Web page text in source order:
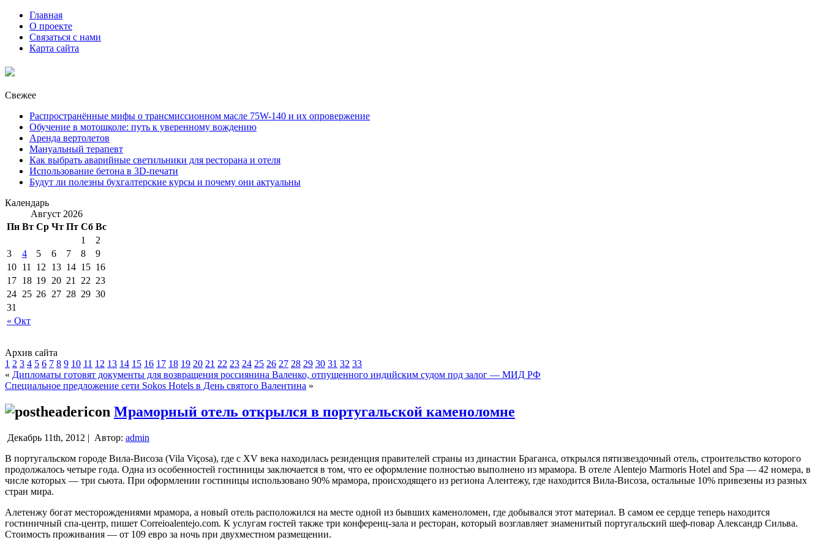
Главная
О проекте
Связаться с нами
Карта сайта
Свежее
Распространённые мифы о трансмиссионном масле 75W-140 и их опровержение
Обучение в мотошколе: путь к уверенному вождению
Аренда вертолетов
Мануальный терапевт
Как выбрать аварийные светильники для ресторана и отеля
Использование бетона в 3D-печати
Будут ли полезны бухгалтерские курсы и почему они актуальны
Календарь
Август 2026
Пн Вт Ср Чт Пт Сб Вс
« Окт
1
2
3
4 5 6 7 8
9
10 11 12 13 14 15 16
17 18 19 20 21 22 23
24 25 26 27 28 29 30
31
Архив сайта
1 2 3 4 5 6 7 8 9 10 11 12 13 14 15 16 17 18 19 20 21 22 23 24 25 26 27 28 29 30 31 32 33
« Дипломаты готовят документы для возвращения россиянина Валенко, отпущенного индийским судом под залог — МИД РФ
Специальное предложение сети Sokos Hotels в День святого Валентина »
Мраморный отель открылся в португальской каменоломне
Декабрь 11th, 2012 | Автор: admin
В португальском городе Вила-Висоза (Vila Viçosa), где с XV века находилась резиденция правителей страны из династии Браганса, открылся пятизвездочный отель, строительство которого
продолжалось четыре года. Одна из особенностей гостиницы заключается в том, что ее оформление полностью выполнено из мрамора. В отеле Alentejo Marmoris Hotel and Spa — 42 номера, в
числе которых — три сьюта. При оформлении гостиницы использовано 90% мрамора, происходящего из региона Алентежу, где находится Вила-Висоза, остальные 10% привезены из разных
стран мира.
Алетенжу богат месторождениями мрамора, а новый отель расположился на месте одной из бывших каменоломен, где добывался этот материал. В самом ее сердце теперь находится
гостиничный спа-центр, пишет Correioalentejo.com. К услугам гостей также три конференц-зала и ресторан, который возглавляет знаменитый португальский шеф-повар Александр Сильва.
Стоимость проживания — от 109 евро за ночь при двухместном размещении.